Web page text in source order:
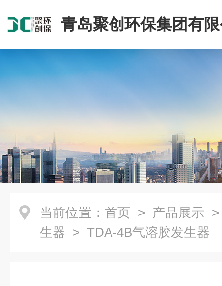
青岛聚创环保集团有
当前位置： 首页 > 产品展示
生器 > TDA-4B气溶胶发生器